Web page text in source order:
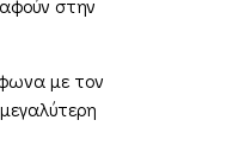
στην
με τον